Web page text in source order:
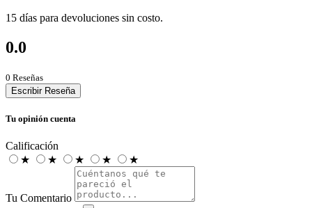
15 días para devoluciones sin costo.
0.0
0 Reseñas
Escribir Reseña
Tu opinión cuenta
Calificación
★
★ ★ ★ ★
Tu Comentario